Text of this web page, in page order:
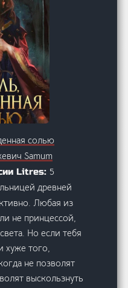
солью
Samum
Litres: 5
древней
Любая из
не принцессой,
Но если тебя
хуже того,
не позволят
выскользнуть